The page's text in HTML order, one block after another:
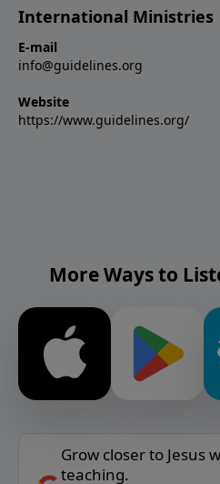
International Ministries
E-mail
info@guidelines.org
Website
https://www.guidelines.org/
More Ways to
Grow closer to Jesus
teaching.